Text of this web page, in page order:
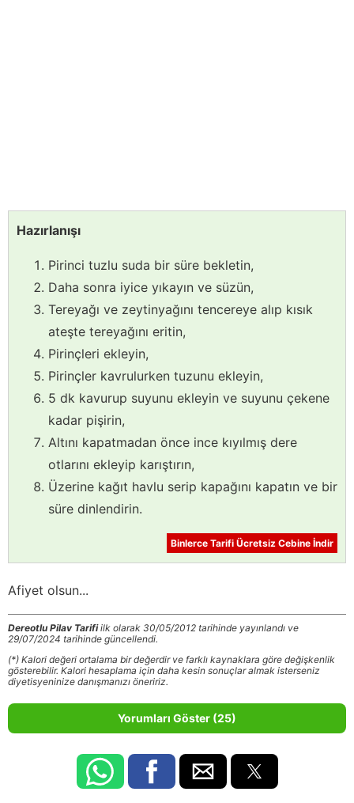
Hazırlanışı
Pirinci tuzlu suda bir süre bekletin,
Daha sonra iyice yıkayın ve süzün,
Tereyağı ve zeytinyağını tencereye alıp kısık
ateşte tereyağını eritin,
Pirinçleri ekleyin,
Pirinçler kavrulurken tuzunu ekleyin,
5 dk kavurup suyunu ekleyin ve suyunu çekene
kadar pişirin,
Altını kapatmadan önce ince kıyılmış dere
otlarını ekleyip karıştırın,
Üzerine kağıt havlu serip kapağını kapatın ve bir
süre dinlendirin.
Binlerce Tarifi Ücretsiz Cebine İndir
Afiyet olsun...
Dereotlu Pilav Tarifiilk olarak 30/05/2012 tarihinde yayınlandı ve
29/07/2024 tarihinde güncellendi.
(*) Kalori değeri ortalama bir değerdir ve farklı kaynaklara göre değişkenlik
gösterebilir. Kalori hesaplama için daha kesin sonuçlar almak isterseniz
diyetisyeninize danışmanızı öneririz.
Yorumları Göster (25)